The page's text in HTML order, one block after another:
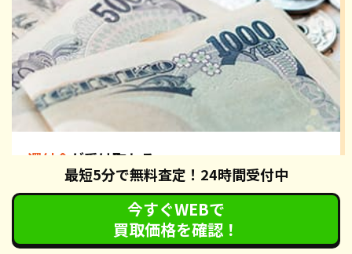
還付金が受け取れる
カーネクストの廃車手続きでは、自動車税の還付手続きも無
料で対応させていただいております。手続き完了後、約2ヶ
月で各都道府県の税務署から還付通知が届きます。還付通
知・身分証明書・認印を指定された金融機関へお持ちいただ
最短5分で無料査定！24時間受付中
今すぐWEBで
買取価格を確認！